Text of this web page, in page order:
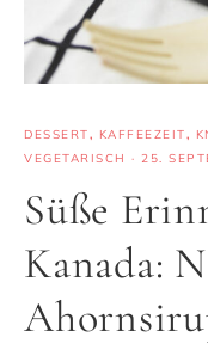
DESSERT, KAFFEEZEIT,
VEGETARISCH · 25.
Süße
Kanada: